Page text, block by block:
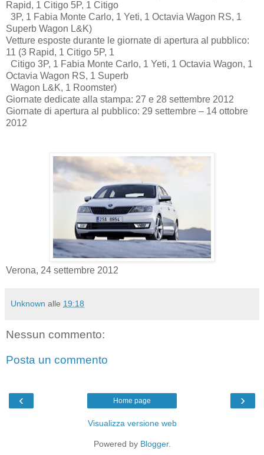
Rapid, 1 Citigo 5P, 1 Citigo
3P, 1 Fabia Monte Carlo, 1 Yeti, 1 Octavia Wagon RS, 1
Superb Wagon L&K)
Vetture esposte durante le giornate di apertura al pubblico:
11 (3 Rapid, 1 Citigo 5P, 1
Citigo 3P, 1 Fabia Monte Carlo, 1 Yeti, 1 Octavia Wagon, 1
Octavia Wagon RS, 1 Superb
Wagon L&K, 1 Roomster)
Giornate dedicate alla stampa: 27 e 28 settembre 2012
Giornate di apertura al pubblico: 29 settembre – 14 ottobre
2012
Verona, 24 settembre 2012
Unknown alle 19:18
Nessun commento:
Posta un commento
‹ ›
Home page
Visualizza versione web
Powered by Blogger.